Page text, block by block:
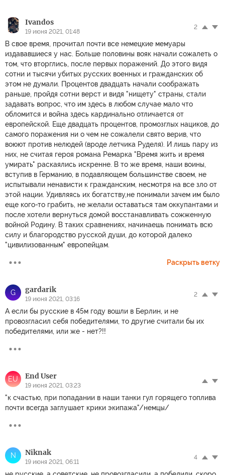
Ivandos
19 июня 2021, 01:48
2
В свое время, прочитал почти все немецкие мемуары
издававшиеся у нас. Больше половины вояк начали сожалеть о
том, что вторглись, после первых поражений. До этого видя
сотни и тысячи убитых русских военных и гражданских об
этом не думали. Процентов двадцать начали соображать
раньше, пройдя сотни верст и видя "нищету" страны, стали
задавать вопрос, что им здесь в любом случае мало что
обломится и война здесь кардинально отличается от
европейской. Еще двадцать процентов, промозглых нациков, до
самого поражения ни о чем не сожалели свято верив, что
воюют против нелюдей (вроде летчика Руделя). И лишь пару из
них, не считая героя романа Ремарка "Время жить и время
умирать" раскаялись искренне. В то же время, наши воины,
вступив в Германию, в подавляющем большинстве своем, не
испытывали ненависти к гражданским, несмотря на все зло от
этой нации. Удивляясь их богатству,не понимали зачем им было
еще кого-то грабить, не желали оставаться там оккупантами и
после хотели вернуться домой восстанавливать сожженную
войной Родину. В таких сравнениях, начинаешь понимать всю
силу и благородство русской души, до которой далеко
"цивилизованным" европейцам.
Раскрыть ветку
G gardarik
19 июня 2021, 03:16
2
А если бы русские в 45м году вошли в Берлин, и не
провозгласил себя победителями, то другие считали бы их
победителями, или же - нет?!!
EU End User
19 июня 2021, 03:23
"к счастью, при попадании в наши танки гул горящего топлива
почти всегда заглушает крики экипажа"/немцы/
N Niknak
19 июня 2021, 06:11
4